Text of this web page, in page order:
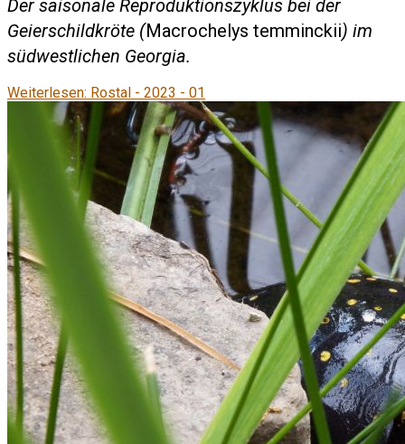
Der saisonale Reproduktionszyklus bei der
Geierschildkröte (Macrochelys temminckii) im
südwestlichen Georgia.
Weiterlesen: Rostal - 2023 - 01